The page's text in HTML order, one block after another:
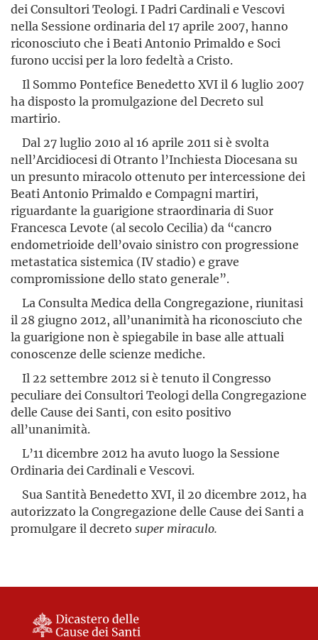
dei Consultori Teologi. I Padri Cardinali e Vescovi
nella Sessione ordinaria del 17 aprile 2007, hanno
riconosciuto che i Beati Antonio Primaldo e Soci
furono uccisi per la loro fedeltà a Cristo.
Il Sommo Pontefice Benedetto XVI il 6 luglio 2007
ha disposto la promulgazione del Decreto sul
martirio.
Dal 27 luglio 2010 al 16 aprile 2011 si è svolta
nell’Arcidiocesi di Otranto l’Inchiesta Diocesana su
un presunto miracolo ottenuto per intercessione dei
Beati Antonio Primaldo e Compagni martiri,
riguardante la guarigione straordinaria di Suor
Francesca Levote (al secolo Cecilia) da “cancro
endometrioide dell’ovaio sinistro con progressione
metastatica sistemica (IV stadio) e grave
compromissione dello stato generale”.
La Consulta Medica della Congregazione, riunitasi
il 28 giugno 2012, all’unanimità ha riconosciuto che
la guarigione non è spiegabile in base alle attuali
conoscenze delle scienze mediche.
Il 22 settembre 2012 si è tenuto il Congresso
peculiare dei Consultori Teologi della Congregazione
delle Cause dei Santi, con esito positivo
all’unanimità.
L’11 dicembre 2012 ha avuto luogo la Sessione
Ordinaria dei Cardinali e Vescovi.
Sua Santità Benedetto XVI, il 20 dicembre 2012, ha
autorizzato la Congregazione delle Cause dei Santi a
promulgare il decreto super miraculo.